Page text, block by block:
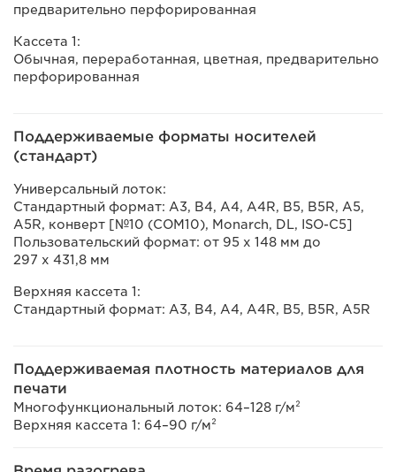
предварительно перфорированная
Кассета 1:
Обычная, переработанная, цветная, предварительно
перфорированная
Поддерживаемые форматы носителей
(стандарт)
Универсальный лоток:
Стандартный формат: A3, B4, A4, A4R, B5, B5R, A5,
A5R, конверт [№10 (COM10), Monarch, DL, ISO-C5]
Пользовательский формат: от 95 x 148 мм до
297 x 431,8 мм
Верхняя кассета 1:
Стандартный формат: A3, B4, A4, A4R, B5, B5R, A5R
Поддерживаемая плотность материалов для
печати
Многофункциональный лоток: 64–128 г/м²
Верхняя кассета 1: 64–90 г/м²